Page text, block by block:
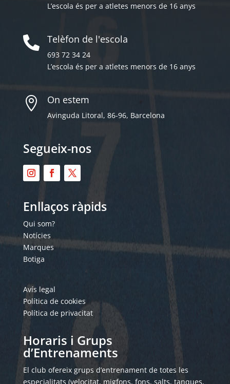
L’escola és per a atletes menors de 16 anys
 Telèfon de l'escola
693 72 34 24
L’escola és per a atletes menors de 16 anys
 On estem
Avinguda Litoral, 86-96, Barcelona
Segueix-nos
Enllaços ràpids
Qui som?
Notícies
Marques
Botiga
Avís legal
Política de cookies
Política de privacitat
Horaris i Grups
d’Entrenaments
El club ofereix grups d’entrenament de totes les
especialitats (velocitat, migfons, fons, salts, tanques,